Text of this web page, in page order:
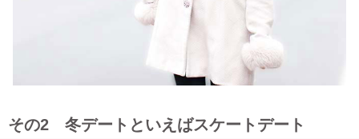
その2 冬デートといえばスケートデート